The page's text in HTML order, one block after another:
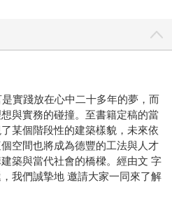
是實踐放在心中二十多年的夢，而
與實務的碰撞。至書籍定稿的當
某個階段性的建築樣貌，未來依
空間也將成為德豐的工法與人才
築與當代社會的橋樑。經由文 字
我們誠摯地 邀請大家一同來了解